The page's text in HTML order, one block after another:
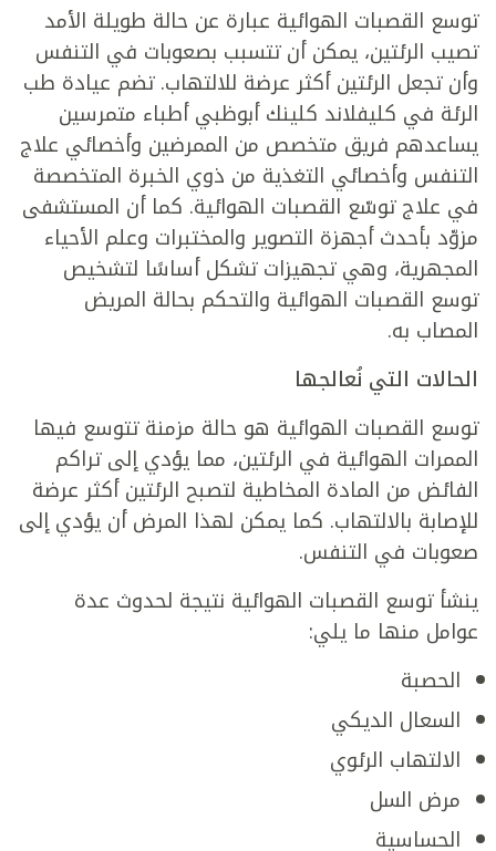
توسع القصبات الهوائية عبارة عن حالة طويلة الأمد
تصيب الرئتين، يمكن أن تتسبب بصعوبات في التنفس
وأن تجعل الرئتين أكثر عرضة للالتهاب. تضم عيادة طب
الرئة في كليفلاند كلينك أبوظبي أطباء متمرسين
يساعدهم فريق متخصص من الممرضين وأخصائي علاج
التنفس وأخصائي التغذية من ذوي الخبرة المتخصصة
في علاج توسّع القصبات الهوائية. كما أن المستشفى
مزوّد بأحدث أجهزة التصوير والمختبرات وعلم الأحياء
المجهرية، وهي تجهيزات تشكل أساسًا لتشخيص
توسع القصبات الهوائية والتحكم بحالة المريض
المصاب به.
الحالات التي نُعالجها
توسع القصبات الهوائية هو حالة مزمنة تتوسع فيها
الممرات الهوائية في الرئتين، مما يؤدي إلى تراكم
الفائض من المادة المخاطية لتصبح الرئتين أكثر عرضة
للإصابة بالالتهاب. كما يمكن لهذا المرض أن يؤدي إلى
صعوبات في التنفس.
ينشأ توسع القصبات الهوائية نتيجة لحدوث عدة
عوامل منها ما يلي:
الحصبة
السعال الديكي
الالتهاب الرئوي
مرض السل
الحساسية